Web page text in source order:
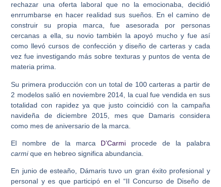
rechazar una oferta laboral que no la emocionaba, decidió
enrrumbarse en hacer realidad sus sueños. En el camino de
construir su propia marca, fue asesorada por personas
cercanas a ella, su novio también la apoyó mucho y fue así
como llevó cursos de confección y diseño de carteras y cada
vez fue investigando más sobre texturas y puntos de venta de
materia prima.
Su primera producción con un total de 100 carteras a partir de
2 modelos salió en noviembre 2014, la cual fue vendida en sus
totalidad con rapidez ya que justo coincidió con la campaña
navideña de diciembre 2015, mes que Damaris considera
como mes de aniversario de la marca.
El nombre de la marca D’Carmi procede de la palabra
carmique en hebreo significa abundancia.
En junio de esteaño, Dámaris tuvo un gran éxito profesional y
personal y es que participó en el “II Concurso de Diseño de